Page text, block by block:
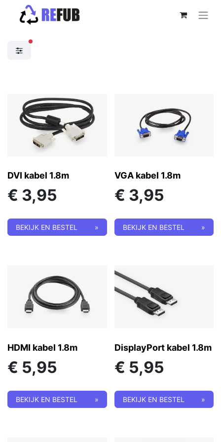
actieve filters
DVI kabel 1.8m
€ 3,95
BEKIJK EN BESTEL »
VGA kabel 1.8m
€ 3,95
BEKIJK EN BESTEL »
HDMI kabel 1.8m
€ 5,95
BEKIJK EN BESTEL »
DisplayPort kabel 1.8m
€ 5,95
BEKIJK EN BESTEL »